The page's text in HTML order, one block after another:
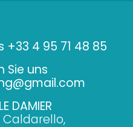
+33 4 95 71 48 85
Sie uns
DAMIER